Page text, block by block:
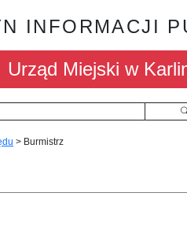
INFORMACJI
Urząd Miejski w
> Burmistrz